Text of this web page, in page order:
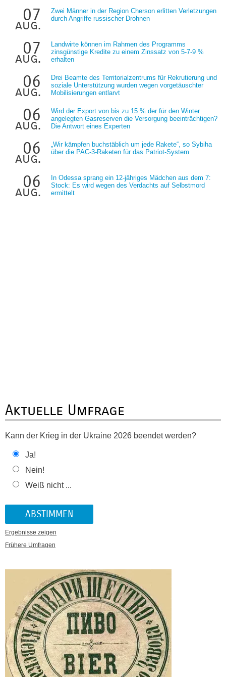
07
aug.
Zwei Männer in der Region Cherson erlitten Verletzungen
durch Angriffe russischer Drohnen
07
aug.
Landwirte können im Rahmen des Programms
zinsgünstige Kredite zu einem Zinssatz von 5-7-9 %
erhalten
06
aug.
Drei Beamte des Territorialzentrums für Rekrutierung und
soziale Unterstützung wurden wegen vorgetäuschter
Mobilisierungen entlarvt
06
aug.
Wird der Export von bis zu 15 % der für den Winter
angelegten Gasreserven die Versorgung beeinträchtigen?
Die Antwort eines Experten
06
aug.
„Wir kämpfen buchstäblich um jede Rakete“, so Sybiha
über die PAC-3-Raketen für das Patriot-System
06
aug.
In Odessa sprang ein 12-jähriges Mädchen aus dem 7:
Stock: Es wird wegen des Verdachts auf Selbstmord
ermittelt
Aktuelle Umfrage
Kann der Krieg in der Ukraine 2026 beendet werden?
Ja!
Nein!
Weiß nicht ...
Ergebnisse zeigen
Frühere Umfragen